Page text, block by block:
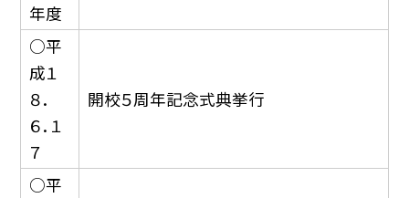
年度
○平
成１
８．
６．１
７
開校５周年記念式典挙行
○平